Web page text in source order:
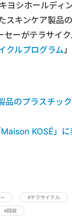
ヨシホールディ
スキンケア製品の
セーがテラサイ
クルプログラム」
品のプラスチック
KOSÉ」に
#テラサイクル
#回収